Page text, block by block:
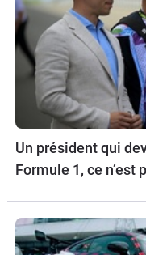
Un président qui
Formule 1, ce n’est